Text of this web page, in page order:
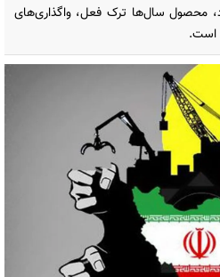
محصول سال‌ها ترک فعل، واگذاری‌های
است.